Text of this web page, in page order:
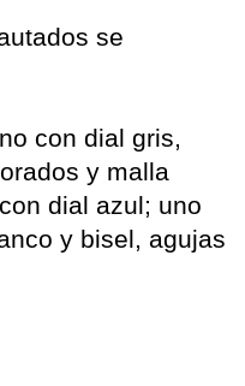
se
con dial gris,
y malla
dial azul; uno
y bisel, agujas